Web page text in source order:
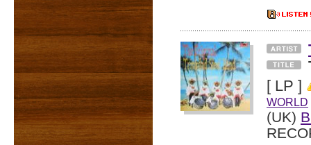
[ LP ]
WORLD
(UK)